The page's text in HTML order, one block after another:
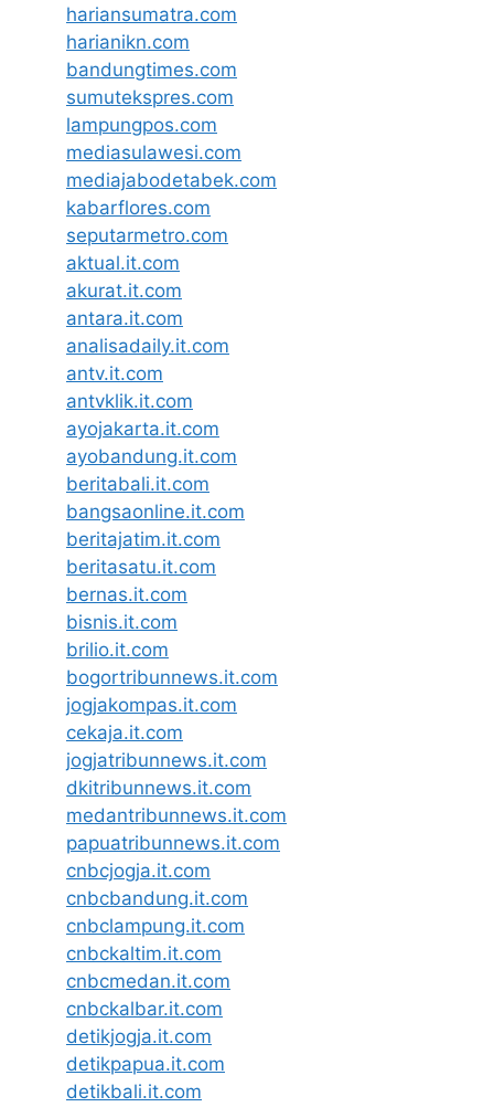
hariansumatra.com
harianikn.com
bandungtimes.com
sumutekspres.com
lampungpos.com
mediasulawesi.com
mediajabodetabek.com
kabarflores.com
seputarmetro.com
aktual.it.com
akurat.it.com
antara.it.com
analisadaily.it.com
antv.it.com
antvklik.it.com
ayojakarta.it.com
ayobandung.it.com
beritabali.it.com
bangsaonline.it.com
beritajatim.it.com
beritasatu.it.com
bernas.it.com
bisnis.it.com
brilio.it.com
bogortribunnews.it.com
jogjakompas.it.com
cekaja.it.com
jogjatribunnews.it.com
dkitribunnews.it.com
medantribunnews.it.com
papuatribunnews.it.com
cnbcjogja.it.com
cnbcbandung.it.com
cnbclampung.it.com
cnbckaltim.it.com
cnbcmedan.it.com
cnbckalbar.it.com
detikjogja.it.com
detikpapua.it.com
detikbali.it.com